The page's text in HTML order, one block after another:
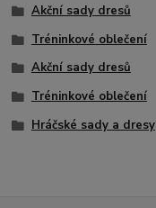
Akční sady dresů
Tréninkové oblečení
Akční sady dresů
Tréninkové oblečení
Hráčské sady a dresy